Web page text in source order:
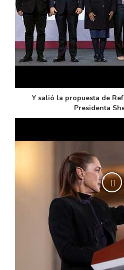
Y salió la propuesta de
Presidenta